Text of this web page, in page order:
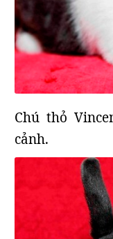
Chú thỏ
cảnh.